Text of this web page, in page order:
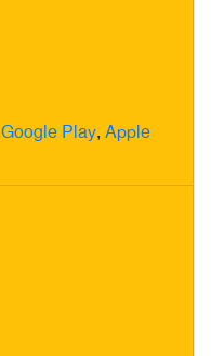
Google Play, Apple